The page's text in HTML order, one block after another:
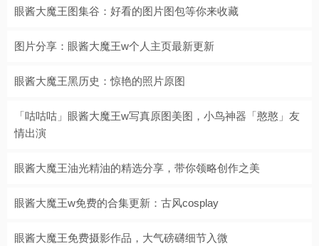
眼酱大魔王图集谷：好看的图片图包等你来收藏
图片分享：眼酱大魔王w个人主页最新更新
眼酱大魔王黑历史：惊艳的照片原图
「咕咕咕」眼酱大魔王w写真原图美图，小鸟神器「憨憨」友
情出演
眼酱大魔王油光精油的精选分享，带你领略创作之美
眼酱大魔王w免费的合集更新：古风cosplay
眼酱大魔王免费摄影作品，大气磅礴细节入微